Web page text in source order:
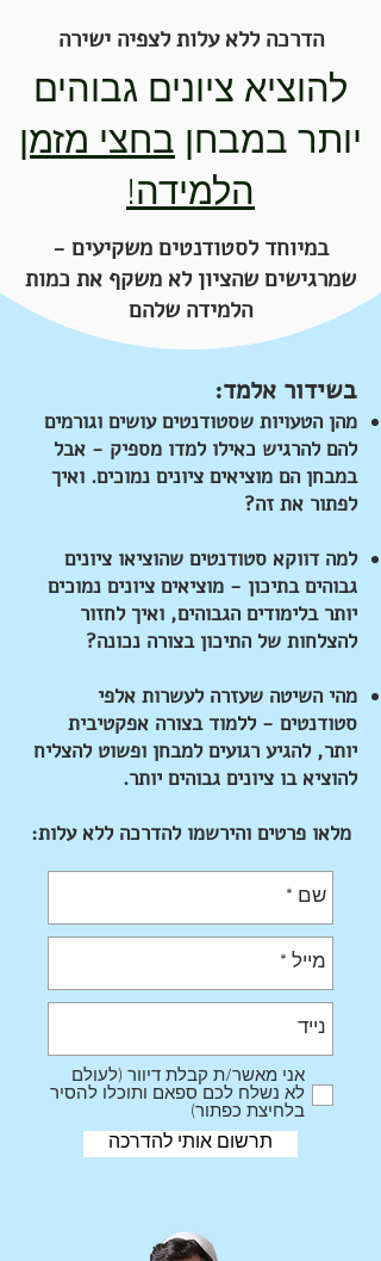
הדרכה ללא עלות לצפיה ישירה
להוציא ציונים גבוהים
יותר במבחן בחצי מזמן
הלמידה!
במיוחד לסטודנטים משקיעים -
שמרגישים שהציון לא משקף את כמות
הלמידה שלהם
בשידור אלמד:
מהן הטעויות שסטודנטים עושים וגורמים
להם להרגיש כאילו למדו מספיק - אבל
במבחן הם מוציאים ציונים נמוכים. ואיך
לפתור את זה?
למה דווקא סטודנטים שהוציאו ציונים
גבוהים בתיכון - מוציאים ציונים נמוכים
יותר בלימודים הגבוהים, ואיך לחזור
להצלחות של התיכון בצורה נכונה?
מהי השיטה שעזרה לעשרות אלפי
סטודנטים - ללמוד בצורה אפקטיבית
יותר, להגיע רגועים למבחן ופשוט להצליח
להוציא בו ציונים גבוהים יותר.
מלאו פרטים והירשמו להדרכה ללא עלות:
אני מאשר/ת קבלת דיוור (לעולם
לא נשלח לכם ספאם ותוכלו להסיר
בלחיצת כפתור)
תרשום אותי להדרכה